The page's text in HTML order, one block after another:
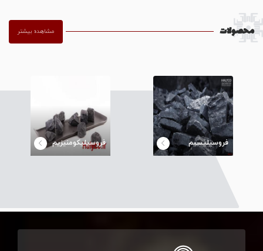
محصولات مشاهده بیشتر
فروسیلیسیم فروسیلیکومنیزیم